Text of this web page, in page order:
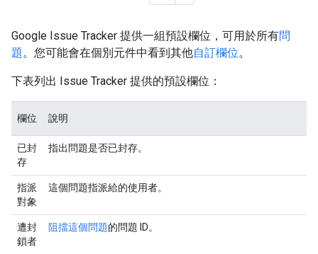
Google Issue Tracker 提供一組預設欄位，可用於所有問
題。您可能會在個別元件中看到其他自訂欄位。
下表列出 Issue Tracker 提供的預設欄位：
欄位 說明
已封
存
指出問題是否已封存。
指派
對象
這個問題指派給的使用者。
遭封
鎖者
阻擋這個問題的問題 ID。